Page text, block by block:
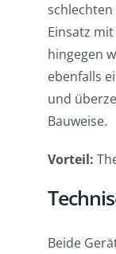
Einsatz
hingegen
ebenfalls
und
Bauweise.
Vorteil:
Beide